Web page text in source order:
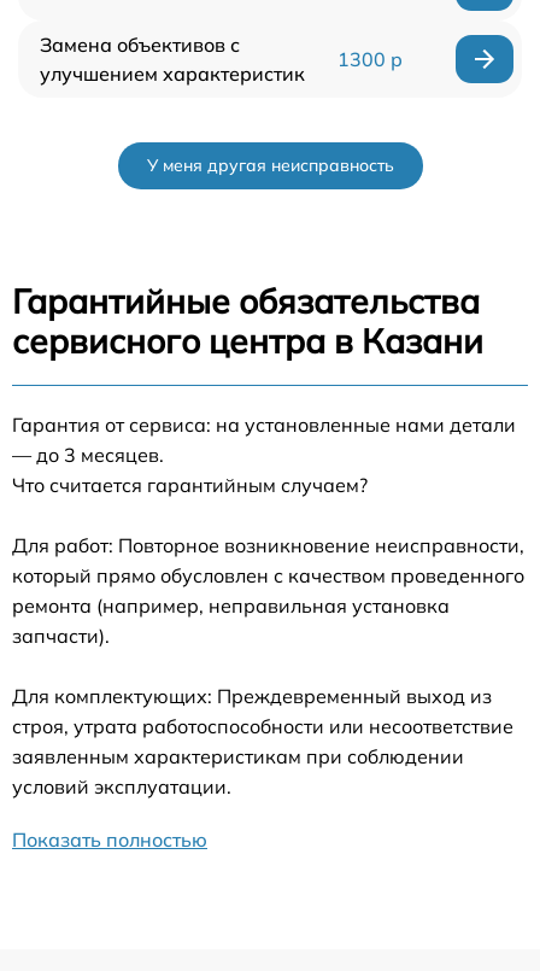
Замена объективов с
улучшением характеристик
1300 р
У меня другая неисправность
Гарантийные обязательства
сервисного центра в Казани
Гарантия от сервиса: на установленные нами детали
— до 3 месяцев.
Что считается гарантийным случаем?
Для работ: Повторное возникновение неисправности,
который прямо обусловлен с качеством проведенного
ремонта (например, неправильная установка
запчасти).
Для комплектующих: Преждевременный выход из
строя, утрата работоспособности или несоответствие
заявленным характеристикам при соблюдении
условий эксплуатации.
Показать полностью